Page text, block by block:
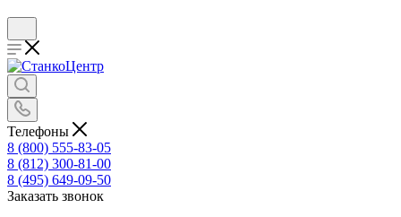
Телефоны
8 (800) 555-83-05
8 (812) 300-81-00
8 (495) 649-09-50
Заказать звонок